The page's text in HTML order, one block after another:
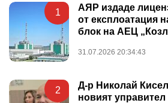
1
АЯР издаде
от експлоатация
блок на АЕЦ
31.07.2026 20:34:43
2
Д-р Николай
новият